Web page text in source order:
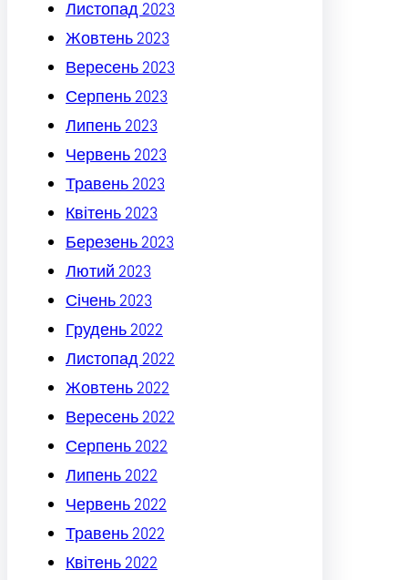
Листопад 2023
Жовтень 2023
Вересень 2023
Серпень 2023
Липень 2023
Червень 2023
Травень 2023
Квітень 2023
Березень 2023
Лютий 2023
Січень 2023
Грудень 2022
Листопад 2022
Жовтень 2022
Вересень 2022
Серпень 2022
Липень 2022
Червень 2022
Травень 2022
Квітень 2022